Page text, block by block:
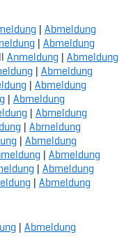
Partner
| Abmeldung
| Abmeldung
Anmeldung | Abmeldung
| Abmeldung
| Abmeldung
| Abmeldung
| Abmeldung
| Abmeldung
| Abmeldung
| Abmeldung
| Abmeldung
| Abmeldung
| Abmeldung